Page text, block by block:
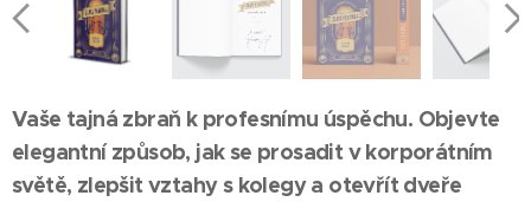
Vaše tajná zbraň k profesnímu úspěchu. Objevte
elegantní způsob, jak se prosadit v korporátním
světě, zlepšit vztahy s kolegy a otevřít dveře